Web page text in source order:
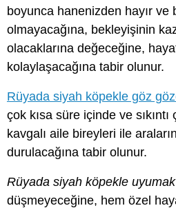
boyunca hanenizden hayır ve
olmayacağına, bekleyişinin
olacaklarına değeceğine,
kolaylaşacağına tabir olunur.
Rüyada siyah köpekle göz
çok kısa süre içinde ve
kavgalı aile bireyleri ile
durulacağına tabir olunur.
Rüyada siyah köpekle uyumak
düşmeyeceğine, hem özel